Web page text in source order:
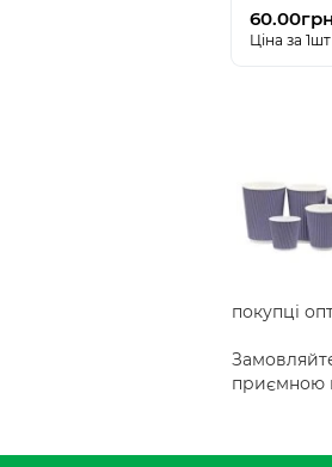
Ціна за
покупці
приємною